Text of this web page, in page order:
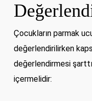
Çocukların parmak
değerlendirilirken
değerlendirmesi
içermelidir: